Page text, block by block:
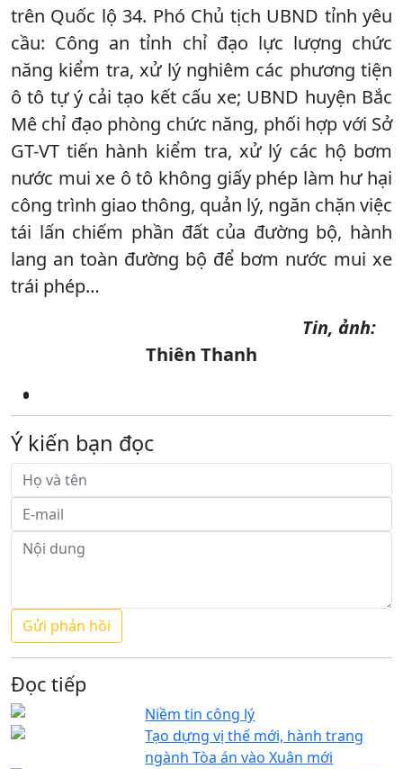
trên Quốc lộ 34. Phó Chủ tịch UBND tỉnh yêu
cầu: Công an tỉnh chỉ đạo lực lượng chức
năng kiểm tra, xử lý nghiêm các phương tiện
ô tô tự ý cải tạo kết cấu xe; UBND huyện Bắc
Mê chỉ đạo phòng chức năng, phối hợp với Sở
GT-VT tiến hành kiểm tra, xử lý các hộ bơm
nước mui xe ô tô không giấy phép làm hư hại
công trình giao thông, quản lý, ngăn chặn việc
tái lấn chiếm phần đất của đường bộ, hành
lang an toàn đường bộ để bơm nước mui xe
trái phép…
Tin, ảnh:
Thiên Thanh
Ý kiến bạn đọc
Đọc tiếp
Niềm tin công lý
Tạo dựng vị thế mới, hành trang
ngành Tòa án vào Xuân mới